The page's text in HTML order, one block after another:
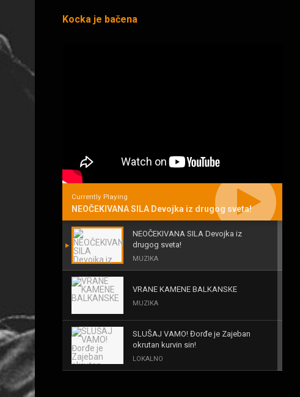
Kocka je bačena
Currently Playing
NEOČEKIVANA SILA Devojka iz drugog sveta!
NEOČEKIVANA SILA Devojka iz
drugog sveta!
MUZIKA
VRANE KAMENE BALKANSKE
MUZIKA
SLUŠAJ VAMO! Đorđe je Zajeban
okrutan kurvin sin!
LOKALNO